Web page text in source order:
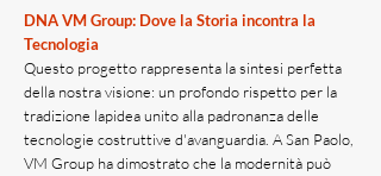
DNA VM Group: Dove la Storia incontra la
Tecnologia
Questo progetto rappresenta la sintesi perfetta
della nostra visione: un profondo rispetto per la
tradizione lapidea unito alla padronanza delle
tecnologie costruttive d'avanguardia. A San Paolo,
VM Group ha dimostrato che la modernità può